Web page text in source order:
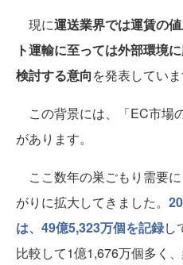
現に運送業界では運賃の
ト運輸に至っては外部環境
検討する意向を発表していま
この背景には、「EC市場
があります。
ここ数年の巣ごもり需要
がりに拡大してきました。
は、49億5,323万個を記録し
比較して1億1,676万個多く